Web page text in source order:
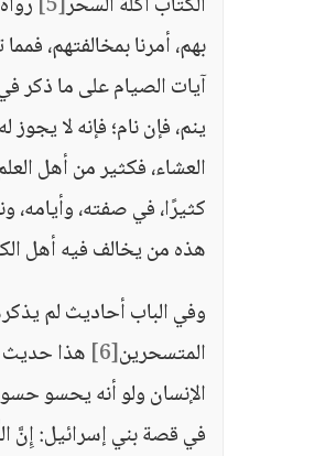
بهم، أمرنا بمخالفتهم،
آيات الصيام على ما ذكر
ينم، فإن نام؛ فإنه لا
العشاء، فكثير من أهل
كثيرًا، في صفته،
هذه من يخالف فيه أهل
وفي الباب أحاديث لم
المتسحرين[6]
هذا حديث
في قصة بني إسرائيل: إِنَّ